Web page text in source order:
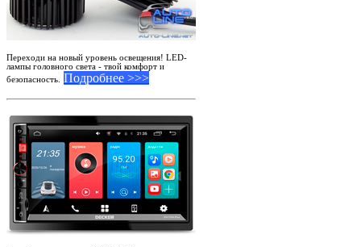
Переходи на новый уровень освещения! LED-
лампы головного света - твой комфорт и
безопасность.
Подробнее >>>